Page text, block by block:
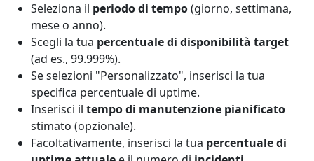
Seleziona il periodo di tempo(giorno, settimana,
mese o anno).
Scegli la tua percentuale di disponibilità target
(ad es., 99.999%).
Se selezioni "Personalizzato", inserisci la tua
specifica percentuale di uptime.
Inserisci il tempo di manutenzione pianificato
stimato (opzionale).
Facoltativamente, inserisci la tua percentuale di